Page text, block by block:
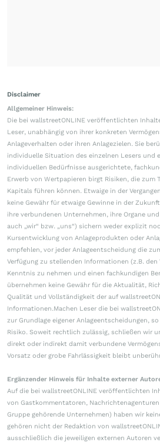
Disclaimer
Allgemeiner Hinweis:
Die bei wallstreetONLINE veröffentlichten
Leser, unabhängig von ihrer konkreten
Anlageverhalten oder ihren Anlagezielen. Sie
individuelle Situation des einzelnen Lesers und
individuellen Bedürfnisse ausgerichtete,
Erwerb von Wertpapieren birgt Risiken, die zum
Kapitals führen können. Etwaige in der
keine Gewähr für etwaige Gewinne in der
ihre verbundenen Unternehmen, ihre Organe
auch „wir“ bzw. „uns“) sichern weder explizit
Kursentwicklung von Anlageprodukten oder
empfehlen, vor jeder Anlageentscheidung die
Verfügung zu stellenden Informationen (z.B.
Kenntnis zu nehmen und einen fachkundigen
übernehmen keine Gewähr für die Aktualität,
Qualität und Vollständigkeit der auf
Informationen.Machen Leser die bei
zur Grundlage eigener Anlageentscheidungen,
Risiko. Soweit rechtlich zulässig, schließen wir
direkt oder indirekt damit verbundene
Vorsatz oder grobe Fahrlässigkeit bleibt
Ergänzender Hinweis für Inhalte externer
Auf die bei wallstreetONLINE veröffentlichten
von Gastkommentatoren,
Gruppe gehörende Unternehmen) haben wir
gehören nicht der Redaktion von
ausschließlich die jeweiligen externen Autoren